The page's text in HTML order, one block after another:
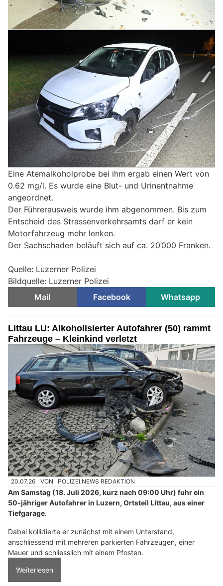
Eine Atemalkoholprobe bei ihm ergab einen Wert von
0.62 mg/l. Es wurde eine Blut- und Urinentnahme
angeordnet.
Der Führerausweis wurde ihm abgenommen. Bis zum
Entscheid des Strassenverkehrsamts darf er kein
Motorfahrzeug mehr lenken.
Der Sachschaden beläuft sich auf ca. 20’000 Franken.
Quelle: Luzerner Polizei
Bildquelle: Luzerner Polizei
Mail
Facebook Whatsapp
Littau LU: Alkoholisierter Autofahrer (50) rammt
Fahrzeuge – Kleinkind verletzt
20.07.26 VON POLIZEI.NEWS REDAKTION
Am Samstag (18. Juli 2026, kurz nach 09:00 Uhr) fuhr ein
50-jähriger Autofahrer in Luzern, Ortsteil Littau, aus einer
Tiefgarage.
Dabei kollidierte er zunächst mit einem Unterstand,
anschliessend mit mehreren parkierten Fahrzeugen, einer
Mauer und schliesslich mit einem Pfosten.
Weiterlesen